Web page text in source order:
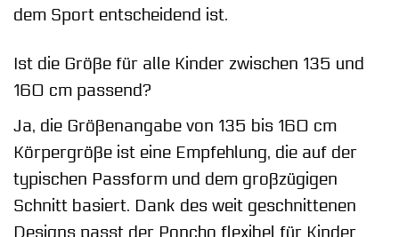
dem Sport entscheidend ist.
Ist die Größe für alle Kinder zwischen 135 und
160 cm passend?
Ja, die Größenangabe von 135 bis 160 cm
Körpergröße ist eine Empfehlung, die auf der
typischen Passform und dem großzügigen
Schnitt basiert. Dank des weit geschnittenen
Designs passt der Poncho flexibel für Kinder